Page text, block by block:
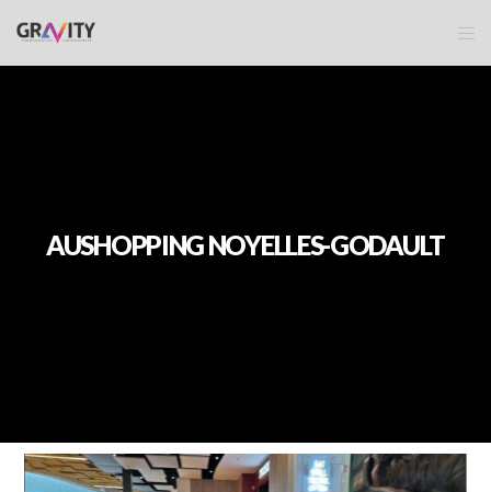
AUSHOPPING NOYELLES-GODAULT